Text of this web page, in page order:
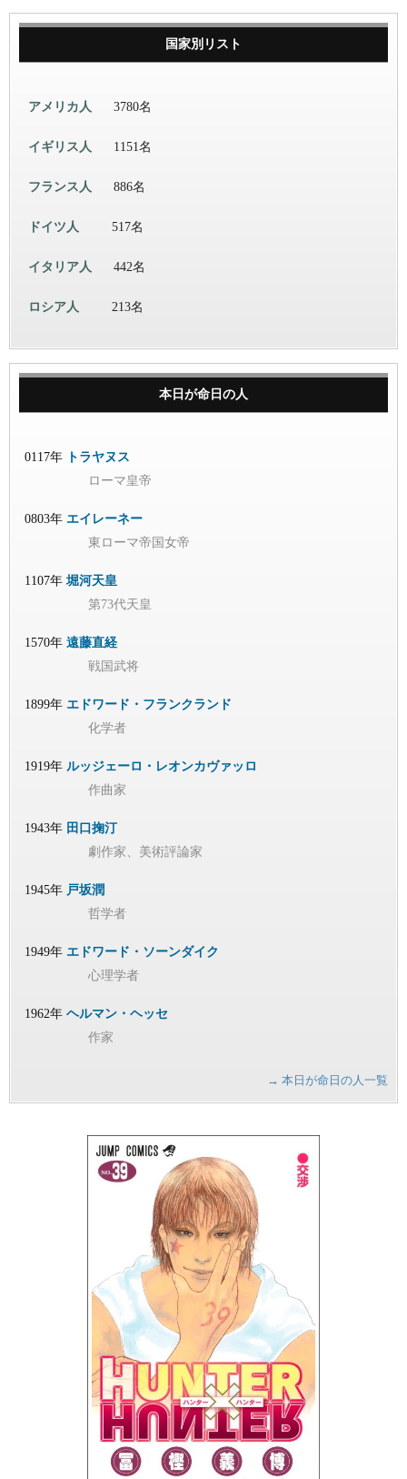
国家別リスト
アメリカ人 3780名
イギリス人 1151名
フランス人 886名
ドイツ人 517名
イタリア人 442名
ロシア人 213名
本日が命日の人
0117年 トラヤヌス
ローマ皇帝
0803年 エイレーネー
東ローマ帝国女帝
1107年 堀河天皇
第73代天皇
1570年 遠藤直経
戦国武将
1899年 エドワード・フランクランド
化学者
1919年 ルッジェーロ・レオンカヴァッロ
作曲家
1943年 田口掬汀
劇作家、美術評論家
1945年 戸坂潤
哲学者
1949年 エドワード・ソーンダイク
心理学者
1962年 ヘルマン・ヘッセ
作家
→ 本日が命日の人一覧